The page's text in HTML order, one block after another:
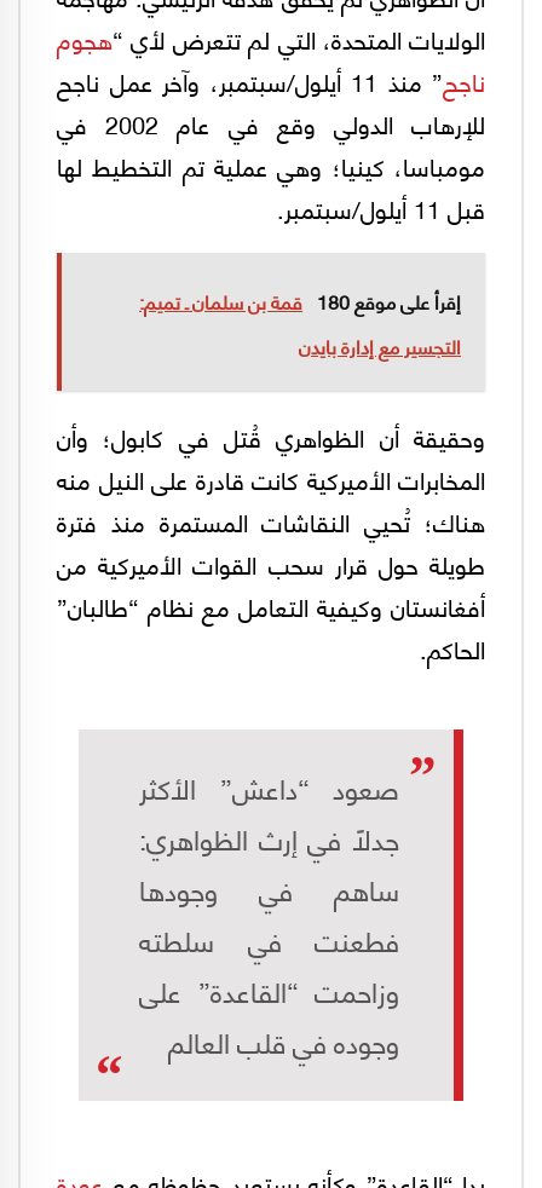
الولايات المتحدة، التي لم تتعرض لأي “هجوم
ناجح
” منذ 11 أيلول/سبتمبر، وآخر عمل ناجح
للإرهاب الدولي وقع في عام 2002 في
مومباسا، كينيا؛ وهي عملية تم التخطيط لها
قبل 11 أيلول/سبتمبر.
إقرأ على موقع 180
قمة بن سلمان ـ تميم:
التجسير مع إدارة بايدن
وحقيقة أن الظواهري قُتل في كابول؛ وأن
المخابرات الأميركية كانت قادرة على النيل منه
هناك؛ تُحيي النقاشات المستمرة منذ فترة
طويلة حول قرار سحب القوات الأميركية من
أفغانستان وكيفية التعامل مع نظام “طالبان”
الحاكم.
صعود “داعش” الأكثر
جدلاً في إرث الظواهري:
ساهم في وجودها
فطعنت في سلطته
وزاحمت “القاعدة” على
وجوده في قلب العالم